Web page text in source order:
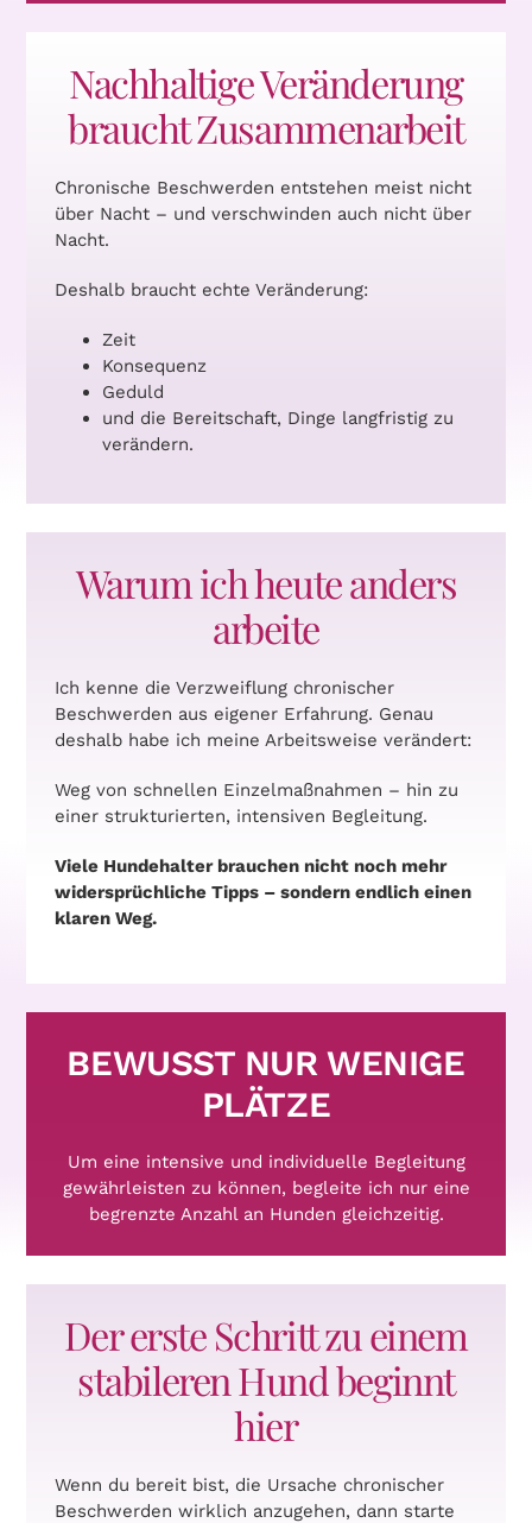
Nachhaltige Veränderung
braucht Zusammenarbeit
Chronische Beschwerden entstehen meist nicht
über Nacht – und verschwinden auch nicht über
Nacht.
Deshalb braucht echte Veränderung:
Zeit
Konsequenz
Geduld
und die Bereitschaft, Dinge langfristig zu
verändern.
Warum ich heute anders
arbeite
Ich kenne die Verzweiflung chronischer
Beschwerden aus eigener Erfahrung. Genau
deshalb habe ich meine Arbeitsweise verändert:
Weg von schnellen Einzelmaßnahmen – hin zu
einer strukturierten, intensiven Begleitung.
Viele Hundehalter brauchen nicht noch mehr
widersprüchliche Tipps – sondern endlich einen
klaren Weg.
BEWUSST NUR WENIGE
PLÄTZE
Um eine intensive und individuelle Begleitung
gewährleisten zu können, begleite ich nur eine
begrenzte Anzahl an Hunden gleichzeitig.
Der erste Schritt zu einem
stabileren Hund beginnt
hier
Wenn du bereit bist, die Ursache chronischer
Beschwerden wirklich anzugehen, dann starte